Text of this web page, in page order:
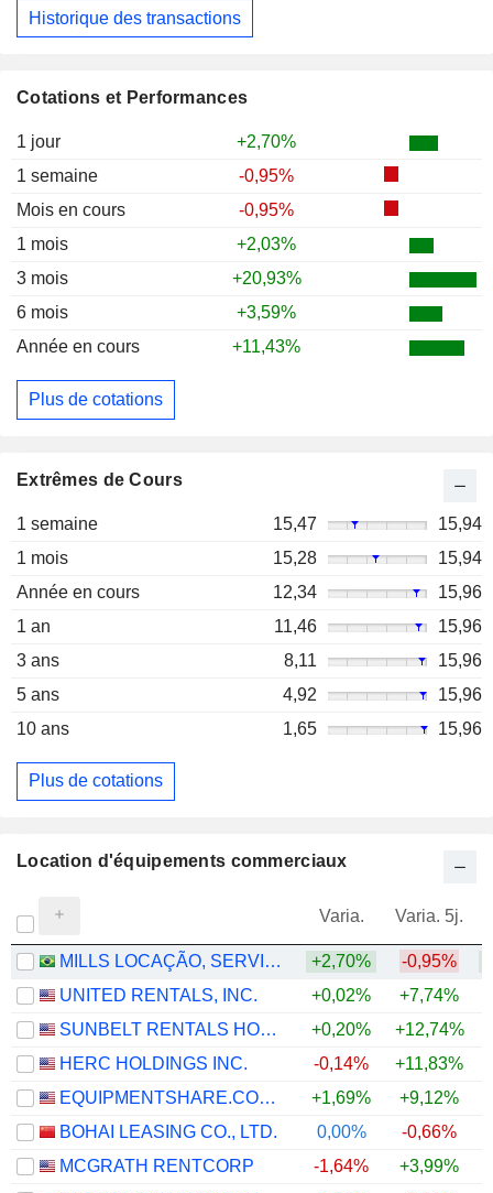
Cotations et Performances
1 jour
+2,70%
1 semaine
-0,95%
Mois en cours
-0,95%
1 mois
+2,03%
3 mois
+20,93%
6 mois
+3,59%
Année en cours
+11,43%
Plus de cotations
Extrêmes de Cours
1 semaine 15,47
15,94
1 mois
15,28
15,94
Année en cours
12,34
15,96
1 an
11,46
15,96
3 ans
8,11
15,96
5 ans
4,92
15,96
10 ans
1,65 15,96
Plus de cotations
Historique des transactions
Location d'équipements commerciaux
Varia. Varia. 5j.
MILLS LOCAÇÃO, SERVIÇOS E LOGÍSTICA S.A. +2,70% -0,95%
UNITED RENTALS, INC.
+0,02% +7,74%
SUNBELT RENTALS HOLDINGS, INC.
+0,20% +12,74%
HERC HOLDINGS INC.
-0,14% +11,83%
EQUIPMENTSHARE.COM INC.
+1,69%
+9,12%
BOHAI LEASING CO., LTD.
0,00% -0,66%
MCGRATH RENTCORP
-1,64% +3,99%